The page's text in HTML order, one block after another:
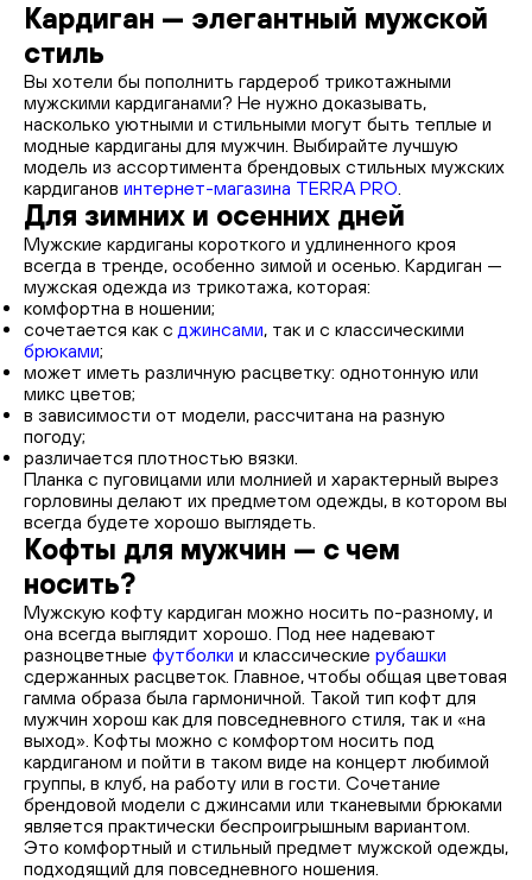
Кардиган — элегантный мужской
стиль
Вы хотели бы пополнить гардероб трикотажными
мужскими кардиганами? Не нужно доказывать,
насколько уютными и стильными могут быть теплые и
модные кардиганы для мужчин. Выбирайте лучшую
модель из ассортимента брендовых стильных мужских
кардиганов интернет-магазина TERRA PRO.
Для зимних и осенних дней
Мужские кардиганы короткого и удлиненного кроя
всегда в тренде, особенно зимой и осенью. Кардиган —
мужская одежда из трикотажа, которая:
комфортна в ношении;
сочетается как с джинсами, так и с классическими
брюками;
может иметь различную расцветку: однотонную или
микс цветов;
в зависимости от модели, рассчитана на разную
погоду;
различается плотностью вязки.
Планка с пуговицами или молнией и характерный вырез
горловины делают их предметом одежды, в котором вы
всегда будете хорошо выглядеть.
Кофты для мужчин — с чем
носить?
Мужскую кофту кардиган можно носить по-разному, и
она всегда выглядит хорошо. Под нее надевают
разноцветные футболки и классические рубашки
сдержанных расцветок. Главное, чтобы общая цветовая
гамма образа была гармоничной. Такой тип кофт для
мужчин хорош как для повседневного стиля, так и «на
выход». Кофты можно с комфортом носить под
кардиганом и пойти в таком виде на концерт любимой
группы, в клуб, на работу или в гости. Сочетание
брендовой модели с джинсами или тканевыми брюками
является практически беспроигрышным вариантом.
Это комфортный и стильный предмет мужской одежды,
подходящий для повседневного ношения.